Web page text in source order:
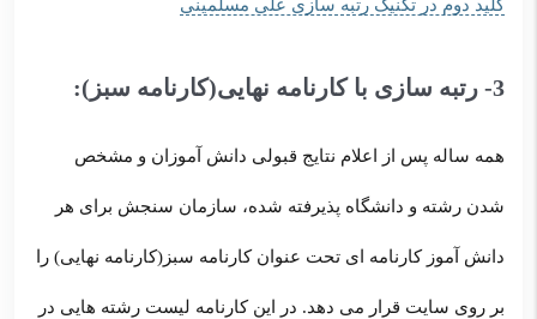
کلید دوم در تکنیک رتبه سازی علی مسلمینی
3- رتبه سازی با کارنامه نهایی(کارنامه سبز):
همه ساله پس از اعلام نتایج قبولی دانش آموزان و مشخص
شدن رشته و دانشگاه پذیرفته شده، سازمان سنجش برای هر
دانش آموز کارنامه ای تحت عنوان کارنامه سبز(کارنامه نهایی) را
بر روی سایت قرار می دهد. در این کارنامه لیست رشته هایی در